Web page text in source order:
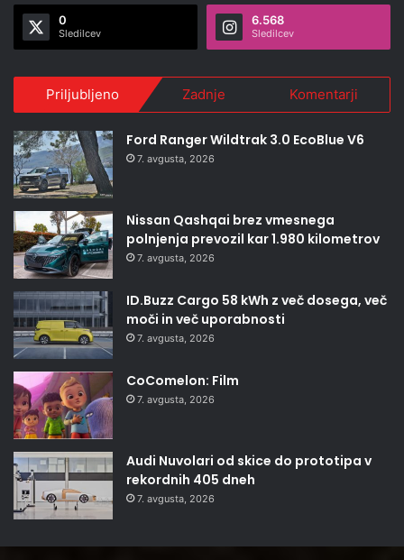
0
Sledilcev
6.568
Sledilcev
Priljubljeno Zadnje Komentarji
Ford Ranger Wildtrak 3.0 EcoBlue V6
7. avgusta, 2026
Nissan Qashqai brez vmesnega
polnjenja prevozil kar 1.980 kilometrov
7. avgusta, 2026
ID.Buzz Cargo 58 kWh z več dosega, več
moči in več uporabnosti
7. avgusta, 2026
CoComelon: Film
7. avgusta, 2026
Audi Nuvolari od skice do prototipa v
rekordnih 405 dneh
7. avgusta, 2026